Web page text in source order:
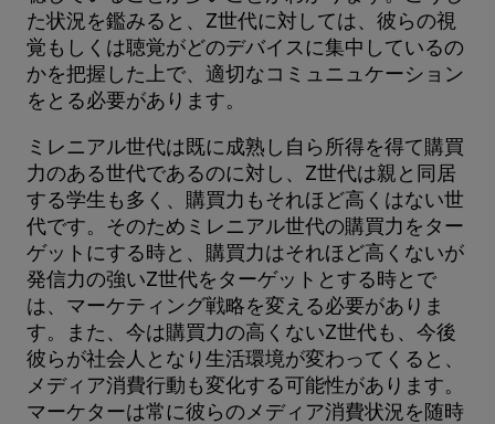
た状況を鑑みると、Z世代に対しては、彼らの視
覚もしくは聴覚がどのデバイスに集中しているの
かを把握した上で、適切なコミュニュケーション
をとる必要があります。
ミレニアル世代は既に成熟し自ら所得を得て購買
力のある世代であるのに対し、Z世代は親と同居
する学生も多く、購買力もそれほど高くはない世
代です。そのためミレニアル世代の購買力をター
ゲットにする時と、購買力はそれほど高くないが
発信力の強いZ世代をターゲットとする時とで
は、マーケティング戦略を変える必要がありま
す。また、今は購買力の高くないZ世代も、今後
彼らが社会人となり生活環境が変わってくると、
メディア消費行動も変化する可能性があります。
マーケターは常に彼らのメディア消費状況を随時